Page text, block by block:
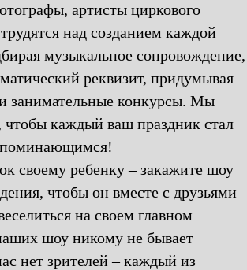
артисты циркового
над созданием каждой
музыкальное сопровождение,
реквизит, придумывая
занимательные конкурсы. Мы
чтобы каждый ваш праздник стал
своему ребенку – закажите шоу
чтобы он вместе с друзьями
на своем главном
шоу никому не бывает
нет зрителей – каждый из